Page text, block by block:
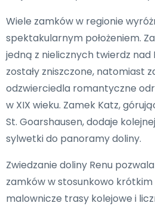
Wiele zamków w regionie
spektakularnym położeniem.
jedną z nielicznych twierdz nad
zostały zniszczone, natomiast
odzwierciedla romantyczne
w XIX wieku. Zamek Katz,
St. Goarshausen, dodaje
sylwetki do panoramy doliny.
Zwiedzanie doliny Renu
zamków w stosunkowo krótkim
malownicze trasy kolejowe i